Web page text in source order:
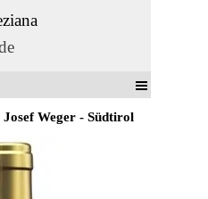
Weger - Südtirol